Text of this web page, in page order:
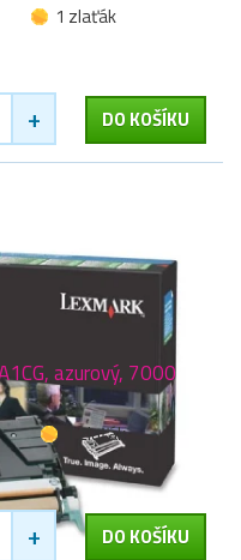
1 zlaťák
+ DO KOŠÍKU
azurový, 7000
1 zlaťák
+ DO KOŠÍKU